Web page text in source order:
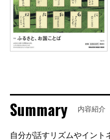
Summary 内容紹介
自分が話すリズムやイント